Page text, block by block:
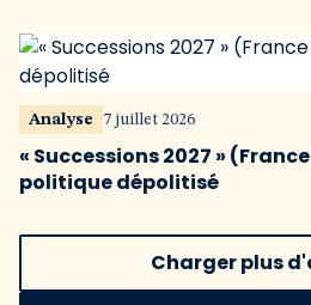
Analyse 7 juillet 2026
« Successions 2027 »
politique dépolitisé
Charger plus